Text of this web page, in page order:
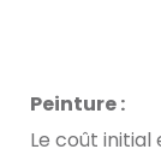
Peinture :
Le coût initial